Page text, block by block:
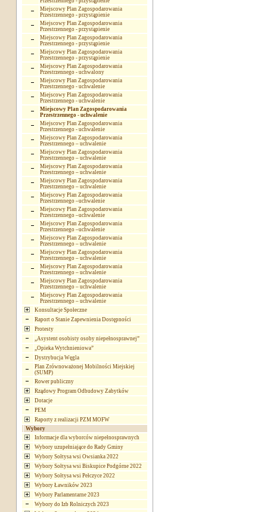
Miejscowy Plan Zagospodarowania
Przestrzennego - przystąpienie
Miejscowy Plan Zagospodarowania
Przestrzennego - przystąpienie
Miejscowy Plan Zagospodarowania
Przestrzennego - przystąpienie
Miejscowy Plan Zagospodarowania
Przestrzennego - przystąpienie
Miejscowy Plan Zagospodarowania
Przestrzennego - uchwalony
Miejscowy Plan Zagospodarowania
Przestrzennego - uchwalenie
Miejscowy Plan Zagospodarowania
Przestrzennego - uchwalenie
Miejscowy Plan Zagospodarowania
Przestrzennego - uchwalenie
Miejscowy Plan Zagospodarowania
Przestrzennego - uchwalenie
Miejscowy Plan Zagospodarowania
Przestrzennego – uchwalenie
Miejscowy Plan Zagospodarowania
Przestrzennego – uchwalenie
Miejscowy Plan Zagospodarowania
Przestrzennego – uchwalenie
Miejscowy Plan Zagospodarowania
Przestrzennego – uchwalenie
Miejscowy Plan Zagospodarowania
Przestrzennego –uchwalenie
Miejscowy Plan Zagospodarowania
Przestrzennego –uchwalenie
Miejscowy Plan Zagospodarowania
Przestrzennego –uchwalenie
Miejscowy Plan Zagospodarowania
Przestrzennego – uchwalenie
Miejscowy Plan Zagospodarowania
Przestrzennego – uchwalenie
Miejscowy Plan Zagospodarowania
Przestrzennego – uchwalenie
Miejscowy Plan Zagospodarowania
Przestrzennego – uchwalenie
Miejscowy Plan Zagospodarowania
Przestrzennego – uchwalenie
Konsultacje Społeczne
Raport o Stanie Zapewnienia Dostępności
Protesty
„Asystent osobisty osoby niepełnosprawnej”
„Opieka Wytchnieniowa”
Dystrybucja Węgla
Plan Zrównoważonej Mobilności Miejskiej
(SUMP)
Rower publiczny
Rządowy Program Odbudowy Zabytków
Dotacje
PEM
Raporty z realizacji PZM MOFW
Wybory
Informacje dla wyborców niepełnosprawnych
Wybory uzupełniające do Rady Gminy
Wybory Sołtysa wsi Owsianka 2022
Wybory Sołtysa wsi Biskupice Podgórne 2022
Wybory Sołtysa wsi Pełczyce 2022
Wybory Ławników 2023
Wybory Parlamentarne 2023
Wybory do Izb Rolniczych 2023